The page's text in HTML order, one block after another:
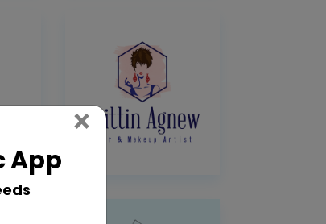
App
× Close